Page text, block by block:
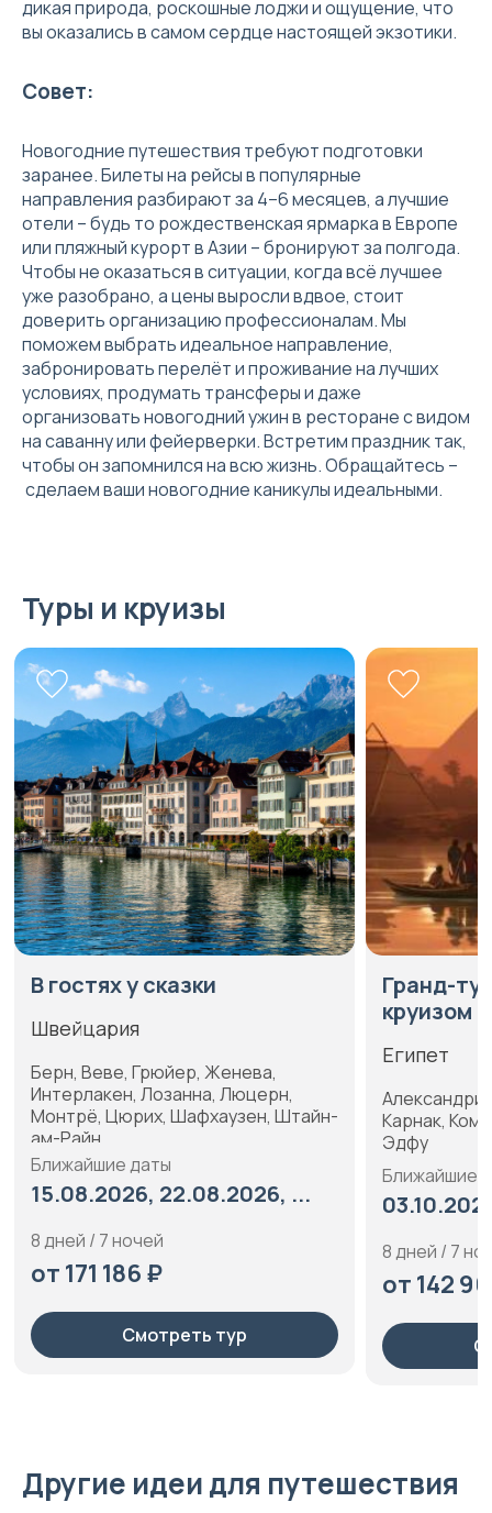
дикая природа, роскошные лоджи и ощущение, что
вы оказались в самом сердце настоящей экзотики.
Совет:
Новогодние путешествия требуют подготовки
заранее. Билеты на рейсы в популярные
направления разбирают за 4–6 месяцев, а лучшие
отели – будь то рождественская ярмарка в Европе
или пляжный курорт в Азии – бронируют за полгода.
Чтобы не оказаться в ситуации, когда всё лучшее
уже разобрано, а цены выросли вдвое, стоит
доверить организацию профессионалам. Мы
поможем выбрать идеальное направление,
забронировать перелёт и проживание на лучших
условиях, продумать трансферы и даже
организовать новогодний ужин в ресторане с видом
на саванну или фейерверки. Встретим праздник так,
чтобы он запомнился на всю жизнь. Обращайтесь –
сделаем ваши новогодние каникулы идеальными.
Туры и круизы
В гостях у сказки
Швейцария
Берн, Веве, Грюйер, Женева,
Интерлакен, Лозанна, Люцерн,
Монтрё, Цюрих, Шафхаузен, Штайн-
ам-Райн
Ближайшие даты
15.08.2026, 22.08.2026, ...
8 дней / 7 ночей
от 171 186 ₽
Смотреть тур
Гранд-
круизом
Египет
Карнак,
Эдфу
Ближайшие
8 дней / 7
от 142
Другие идеи для путешествия